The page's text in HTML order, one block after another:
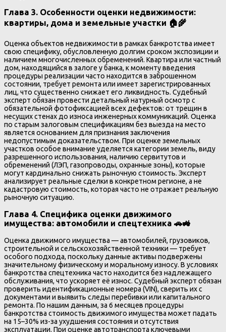
Глава 3. Особенности оценки недвижимости:
квартиры, дома и земельные участки 🏠🌾
Оценка объектов недвижимости в рамках банкротства имеет
свою специфику, обусловленную долгим сроком экспозиции и
наличием многочисленных обременений. Квартира или частный
дом, находящийся в залоге у банка, к моменту введения
процедуры реализации часто находится в заброшенном
состоянии, требует ремонта или имеет зарегистрированных
лиц, что существенно снижает его ликвидность. Судебный
эксперт обязан провести детальный натурный осмотр с
обязательной фотофиксацией всех дефектов: от трещин в
несущих стенах до износа инженерных коммуникаций. Оценка
по старым залоговым спецификациям без выезда на место
является основанием для признания заключения
недопустимым доказательством. При оценке земельных
участков особое внимание уделяется категории земель, виду
разрешенного использования, наличию сервитутов и
обременений (ЛЭП, газопроводы, охранные зоны), которые
могут кардинально снижать рыночную стоимость. Эксперт
анализирует реальные сделки в конкретном регионе, а не
кадастровую стоимость, которая часто не отражает реальную
рыночную ситуацию.
Глава 4. Специфика оценки движимого
имущества: автомобили и спецтехника 🚗🚜
Оценка движимого имущества — автомобилей, грузовиков,
строительной и сельскохозяйственной техники — требует
особого подхода, поскольку данные активы подвержены
значительному физическому и моральному износу. В условиях
банкротства спецтехника часто находится без надлежащего
обслуживания, что ускоряет её износ. Судебный эксперт обязан
проверить идентификационные номера (VIN), сверить их с
документами и выявить следы перебивки или капитального
ремонта. По нашим данным, за 6 месяцев процедуры
банкротства стоимость движимого имущества может падать
на 15–30% из-за ухудшения состояния и отсутствия
эксплуатации. При оценке автотранспорта ключевыми